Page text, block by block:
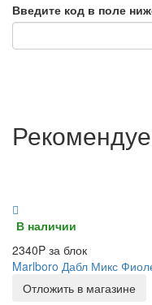
Введите код в поле
В наличии
2340P за блок
Marlboro Дабл Микс
Отложить в магазине